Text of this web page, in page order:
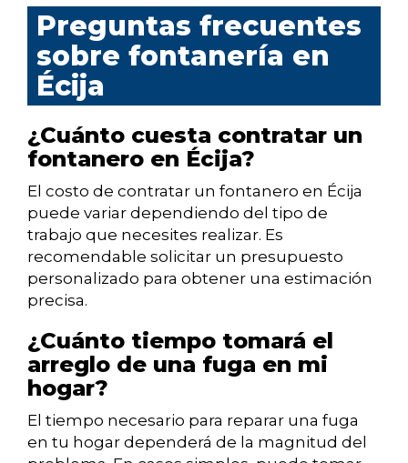
Preguntas frecuentes
sobre fontanería en
Écija
¿Cuánto cuesta contratar un
fontanero en Écija?
El costo de contratar un fontanero en Écija
puede variar dependiendo del tipo de
trabajo que necesites realizar. Es
recomendable solicitar un presupuesto
personalizado para obtener una estimación
precisa.
¿Cuánto tiempo tomará el
arreglo de una fuga en mi
hogar?
El tiempo necesario para reparar una fuga
en tu hogar dependerá de la magnitud del